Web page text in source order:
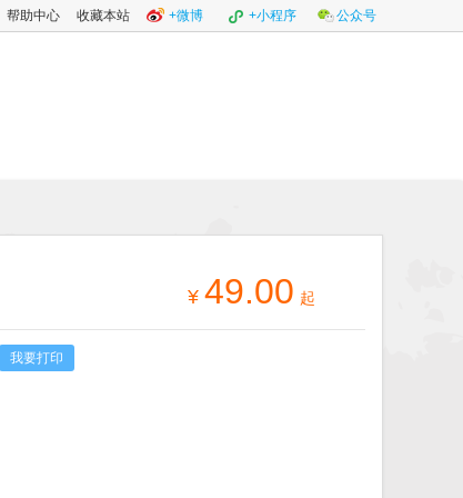
帮助中心 收藏本站 +微博 +小程序 公众号
¥ 49.00 起
我要打印